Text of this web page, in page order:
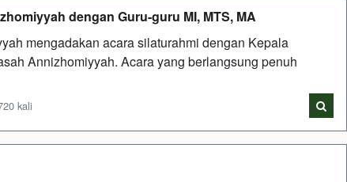
dengan Guru-guru MI, MTS, MA
mengadakan acara silaturahmi dengan Kepala
Annizhomiyyah. Acara yang berlangsung penuh
kali